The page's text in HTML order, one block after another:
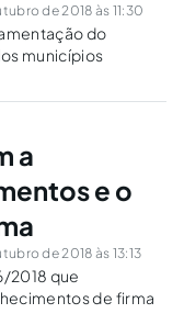
de 2018 às 11:30
do
municípios
a
e o
de 2018 às 13:13
2018 que
de firma